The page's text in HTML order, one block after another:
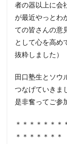
者の器以上に会
が最近やっとわ
ての皆さんの意
として心を高め
抜粋しました）
田口塾生とソウ
つなげていきま
是非奮ってご参
＊＊＊＊＊＊＊
＊＊＊＊＊＊＊